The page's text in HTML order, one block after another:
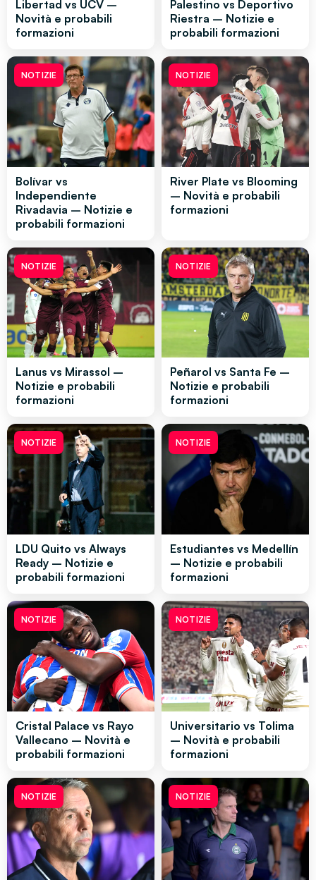
Libertad vs UCV –
Novità e probabili
formazioni
Palestino vs Deportivo
Riestra – Notizie e
probabili formazioni
NOTIZIE
Bolívar vs
Independiente
Rivadavia – Notizie e
probabili formazioni
NOTIZIE
River Plate vs Blooming
– Novità e probabili
formazioni
NOTIZIE
Lanus vs Mirassol –
Notizie e probabili
formazioni
NOTIZIE
Peñarol vs Santa Fe –
Notizie e probabili
formazioni
NOTIZIE
LDU Quito vs Always
Ready – Notizie e
probabili formazioni
NOTIZIE
Estudiantes vs Medellín
– Notizie e probabili
formazioni
NOTIZIE
Cristal Palace vs Rayo
Vallecano – Novità e
probabili formazioni
NOTIZIE
Universitario vs Tolima
– Novità e probabili
formazioni
NOTIZIE NOTIZIE